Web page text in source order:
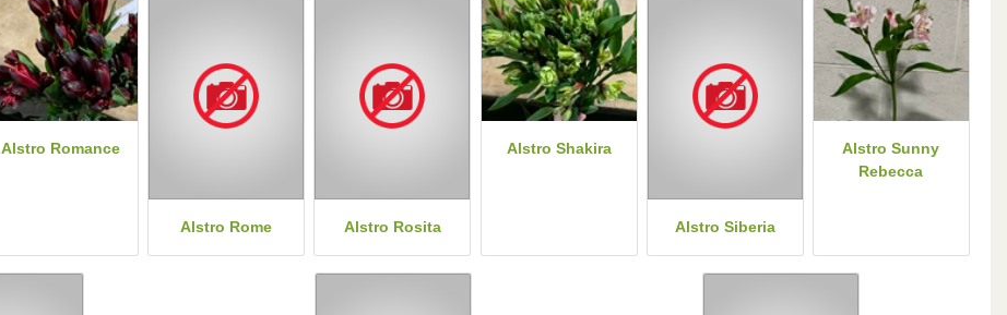
Alstro Romance
Alstro Rome Alstro Rosita
Alstro Shakira
Alstro Siberia
Alstro Sunny
Rebecca